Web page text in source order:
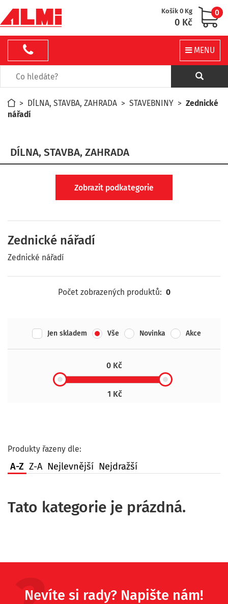
Košík 0 Kg
0 Kč
0
MENU
> DÍLNA, STAVBA, ZAHRADA > STAVEBNINY > Zednické
nářadí
DÍLNA, STAVBA, ZAHRADA
Zobrazit podkategorie
Zednické nářadí
Zednické nářadí
Počet zobrazených produktů: 0
Jen skladem Vše Novinka Akce
0 Kč
1 Kč
Produkty řazeny dle:
A-Z Z-A Nejlevnější Nejdražší
Tato kategorie je prázdná.
Nevíte si rady? Napište nám!